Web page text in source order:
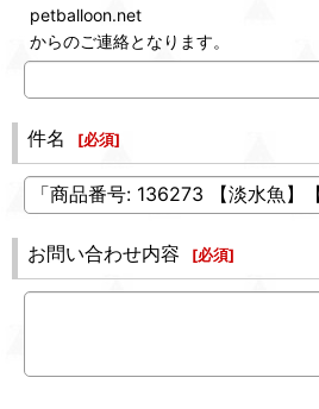
petballoon.net
からのご連絡となります。
件名 [必須]
お問い合わせ内容 [必須]